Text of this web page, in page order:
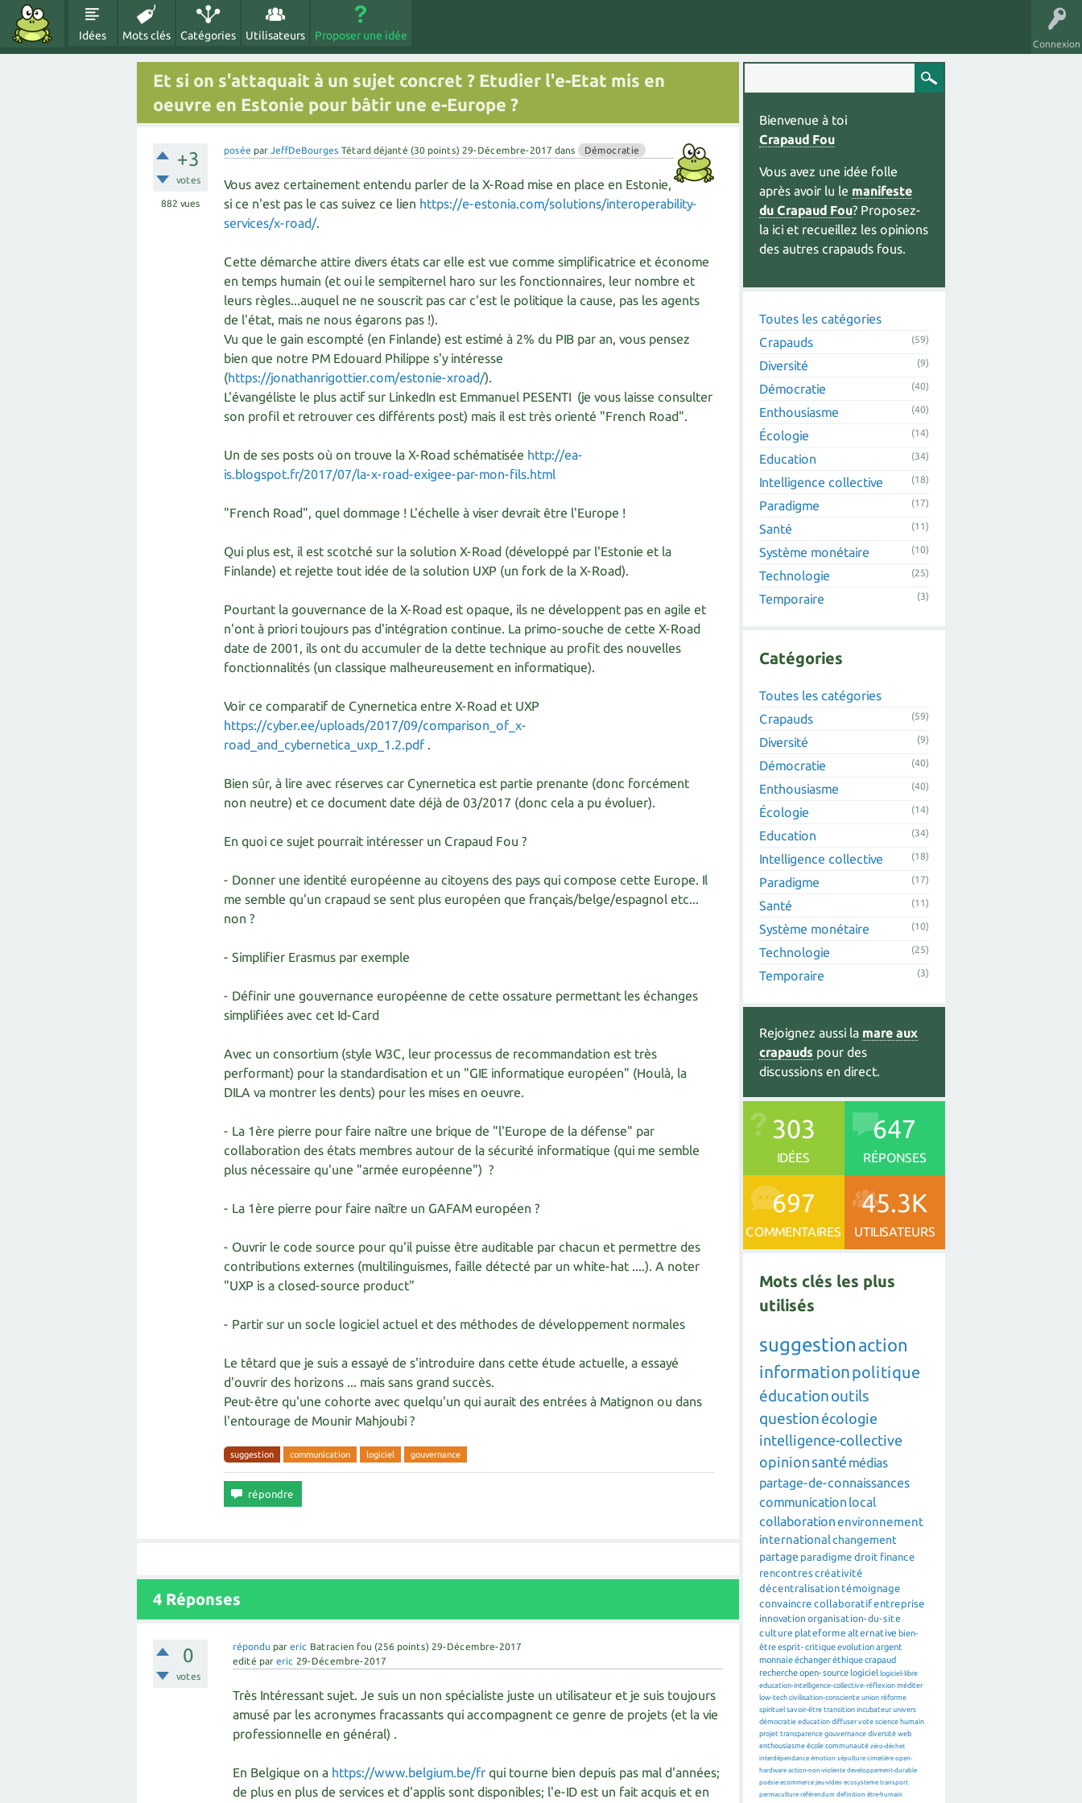
Connexion
Idées Mots clés Catégories Utilisateurs Proposer une idée
Et si on s'attaquait à un sujet concret ? Etudier l'e-Etat mis en
oeuvre en Estonie pour bâtir une e-Europe ?
+3
votes
882 vues
posée par JeffDeBourges Tétard déjanté (30 points) 29-Décembre-2017 dans Démocratie
Vous avez certainement entendu parler de la X-Road mise en place en Estonie,
si ce n'est pas le cas suivez ce lien https://e-estonia.com/solutions/interoperability-
services/x-road/.
Cette démarche attire divers états car elle est vue comme simplificatrice et économe
en temps humain (et oui le sempiternel haro sur les fonctionnaires, leur nombre et
leurs règles...auquel ne ne souscrit pas car c'est le politique la cause, pas les agents
de l'état, mais ne nous égarons pas !).
Vu que le gain escompté (en Finlande) est estimé à 2% du PIB par an, vous pensez
bien que notre PM Edouard Philippe s'y intéresse
(https://jonathanrigottier.com/estonie-xroad/).
L'évangéliste le plus actif sur LinkedIn est Emmanuel PESENTI (je vous laisse consulter
son profil et retrouver ces différents post) mais il est très orienté "French Road".
Un de ses posts où on trouve la X-Road schématisée http://ea-
is.blogspot.fr/2017/07/la-x-road-exigee-par-mon-fils.html
"French Road", quel dommage ! L'échelle à viser devrait être l'Europe !
Qui plus est, il est scotché sur la solution X-Road (développé par l'Estonie et la
Finlande) et rejette tout idée de la solution UXP (un fork de la X-Road).
Pourtant la gouvernance de la X-Road est opaque, ils ne développent pas en agile et
n'ont à priori toujours pas d'intégration continue. La primo-souche de cette X-Road
date de 2001, ils ont du accumuler de la dette technique au profit des nouvelles
fonctionnalités (un classique malheureusement en informatique).
Voir ce comparatif de Cynernetica entre X-Road et UXP
https://cyber.ee/uploads/2017/09/comparison_of_x-
road_and_cybernetica_uxp_1.2.pdf.
Bien sûr, à lire avec réserves car Cynernetica est partie prenante (donc forcément
non neutre) et ce document date déjà de 03/2017 (donc cela a pu évoluer).
En quoi ce sujet pourrait intéresser un Crapaud Fou ?
- Donner une identité européenne au citoyens des pays qui compose cette Europe. Il
me semble qu'un crapaud se sent plus européen que français/belge/espagnol etc...
non ?
- Simplifier Erasmus par exemple
- Définir une gouvernance européenne de cette ossature permettant les échanges
simplifiées avec cet Id-Card
Avec un consortium (style W3C, leur processus de recommandation est très
performant) pour la standardisation et un "GIE informatique européen" (Houlà, la
DILA va montrer les dents) pour les mises en oeuvre.
- La 1ère pierre pour faire naître une brique de "l'Europe de la défense" par
collaboration des états membres autour de la sécurité informatique (qui me semble
plus nécessaire qu'une "armée européenne") ?
- La 1ère pierre pour faire naître un GAFAM européen ?
- Ouvrir le code source pour qu'il puisse être auditable par chacun et permettre des
contributions externes (multilinguismes, faille détecté par un white-hat ....). A noter
"UXP is a closed-source product"
- Partir sur un socle logiciel actuel et des méthodes de développement normales
Le têtard que je suis a essayé de s'introduire dans cette étude actuelle, a essayé
d'ouvrir des horizons ... mais sans grand succès.
Peut-être qu'une cohorte avec quelqu'un qui aurait des entrées à Matignon ou dans
l'entourage de Mounir Mahjoubi ?
suggestion communication logiciel gouvernance
4 Réponses
0
votes
répondu pareric Batracien fou (256 points) 29-Décembre-2017
edité pareric 29-Décembre-2017
Très Intéressant sujet. Je suis un non spécialiste juste un utilisateur et je suis toujours
amusé par les acronymes fracassants qui accompagnent ce genre de projets (et la vie
professionnelle en général) .
En Belgique on a https://www.belgium.be/fr qui tourne bien depuis pas mal d'années;
de plus en plus de services et d'applis sont disponibles; l'e-ID est un fait acquis et en
Bienvenue à toi
Crapaud Fou
Vous avez une idée folle
après avoir lu le manifeste
du Crapaud Fou? Proposez-
la ici et recueillez les opinions
des autres crapauds fous.
Toutes les catégories
Crapauds
(59)
Diversité (9)
Démocratie (40)
Enthousiasme (40)
Écologie (14)
Education (34)
Intelligence collective (18)
Paradigme (17)
Santé (11)
Système monétaire (10)
Technologie (25)
Temporaire (3)
Catégories
Toutes les catégories
Crapauds
(59)
Diversité (9)
Démocratie (40)
Enthousiasme (40)
Écologie (14)
Education (34)
Intelligence collective (18)
Paradigme (17)
Santé (11)
Système monétaire (10)
Technologie (25)
Temporaire (3)
Rejoignez aussi la mare aux
crapauds pour des
discussions en direct.
303
IDÉES
647
RÉPONSES
697
COMMENTAIRES
45.3K
UTILISATEURS
Mots clés les plus
utilisés
suggestion action
informationpolitique
éducationoutils
question écologie
intelligence-collective
opinion santé médias
partage-de-connaissances
communication local
collaborationenvironnement
internationalchangement
partage paradigme droit finance
rencontrescréativité
décentralisation témoignage
convaincre collaboratifentreprise
innovation organisation-du-site
culture plateforme alternative bien-
êtreesprit-critiqueevolutionargent
monnaieéchangeréthiquecrapaud
rechercheopen-source logiciel logiciel-libre
education-intelligence-collective-réflexion méditer
low-tech civilisation-consciente union réforme
spirituel savoir-être transition incubateur univers
démocratie education diffuser vote science humain
projet transparence gouvernance diversité web
enthousiasme école communauté zéro-déchet
interdépendance émotion sépulture cimetière open-
hardware action-non-violente developpement-durable
poésie ecommerce jeu-video ecosysteme transport
permaculture référendum definition être-humain